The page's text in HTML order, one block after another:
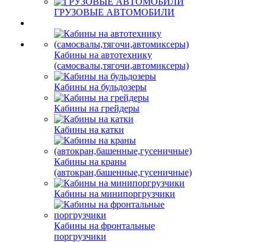
ГРУЗОВЫЕ АВТОМОБИЛИ
Кабины на автотехнику
(самосвалы,тягочи,автомиксеры)
Кабины на бульдозеры
Кабины на грейдеры
Кабины на катки
Кабины на краны
(автокран,башенные,гусеничные)
Кабины на минипоргрузчики
Кабины на фронтальные
поргрузчики